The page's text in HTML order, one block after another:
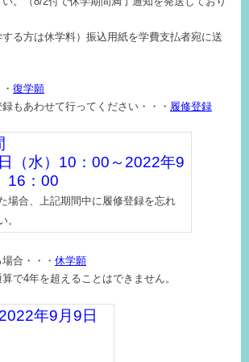
る方は休学料）振込用紙を学費支払者宛に送
復学願
もあわせて行ってください・・・ 履修登録
（水） 10 ：00 ～2022年9
16 ：00
場合、上記期間中に履修登録を忘れ
。
合・・・ 休学願
で4年を超えることはできません。
2022年9月9日